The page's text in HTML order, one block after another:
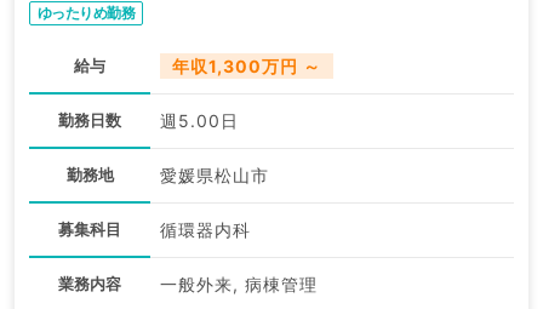
ゆったりめ勤務
給与 年収1,300万円 ～
勤務日数 週5.00日
勤務地 愛媛県松山市
募集科目 循環器内科
業務内容 一般外来, 病棟管理